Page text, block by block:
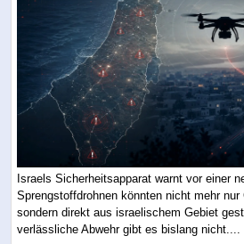
Israels Sicherheitsapparat warnt vor einer
Sprengstoffdrohnen könnten nicht mehr nur
sondern direkt aus israelischem Gebiet
verlässliche Abwehr gibt es bislang nicht....